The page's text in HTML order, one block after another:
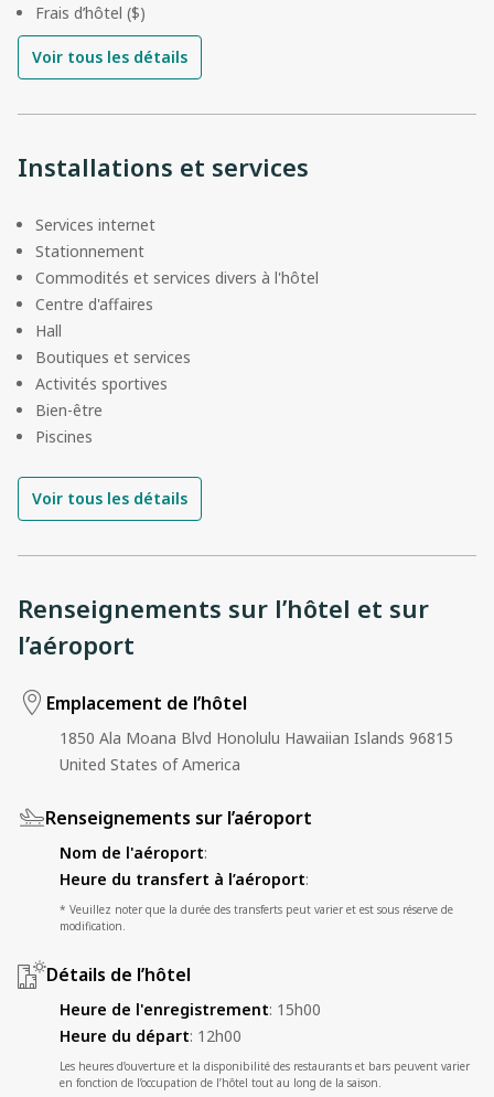
Frais d’hôtel ($)
Voir tous les détails
Installations et services
Services internet
Stationnement
Commodités et services divers à l'hôtel
Centre d'affaires
Hall
Boutiques et services
Activités sportives
Bien-être
Piscines
Voir tous les détails
Renseignements sur l’hôtel et sur
l’aéroport
Emplacement de l’hôtel
1850 Ala Moana Blvd Honolulu Hawaiian Islands 96815
United States of America
Renseignements sur l’aéroport
Nom de l'aéroport:
Heure du transfert à l’aéroport:
* Veuillez noter que la durée des transferts peut varier et est sous réserve de
modification.
Détails de l’hôtel
Heure de l'enregistrement: 15h00
Heure du départ: 12h00
Les heures d’ouverture et la disponibilité des restaurants et bars peuvent varier
en fonction de l’occupation de l’hôtel tout au long de la saison.